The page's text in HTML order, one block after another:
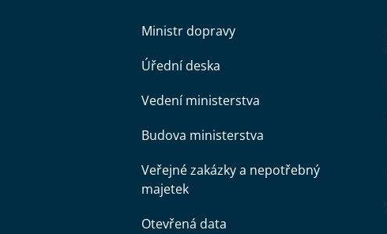
Ministr dopravy
Úřední deska
Vedení ministerstva
Budova ministerstva
Veřejné zakázky a nepotřebný
majetek
Otevřená data